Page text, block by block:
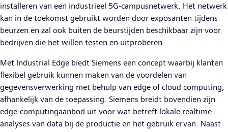
installeren van een industrieel 5G-campusnetwerk. Het netwerk
kan in de toekomst gebruikt worden door exposanten tijdens
beurzen en zal ook buiten de beurstijden beschikbaar zijn voor
bedrijven die het willen testen en uitproberen.
Met Industrial Edge biedt Siemens een concept waarbij klanten
flexibel gebruik kunnen maken van de voordelen van
gegevensverwerking met behulp van edge of cloud computing,
afhankelijk van de toepassing. Siemens breidt bovendien zijn
edge-computingaanbod uit voor wat betreft lokale realtime-
analyses van data bij de productie en het gebruik ervan. Naast